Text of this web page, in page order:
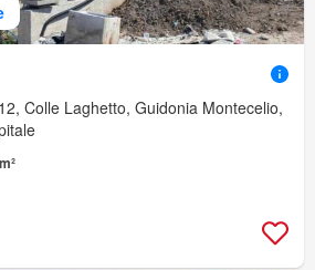
Colle Laghetto, Guidonia Montecelio,